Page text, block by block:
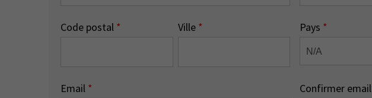
Code postal * Ville * Pays *
Email * Confirmer email